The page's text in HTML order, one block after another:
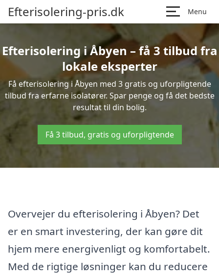
Efterisolering-pris.dk Menu
Efterisolering i Åbyen – få 3 tilbud fra
lokale eksperter
Få efterisolering i Åbyen med 3 gratis og uforpligtende
tilbud fra erfarne isolatører. Spar penge og få det bedste
resultat til din bolig.
Få 3 tilbud, gratis og uforpligtende
Overvejer du efterisolering i Åbyen? Det
er en smart investering, der kan gøre dit
hjem mere energivenligt og komfortabelt.
Med de rigtige løsninger kan du reducere